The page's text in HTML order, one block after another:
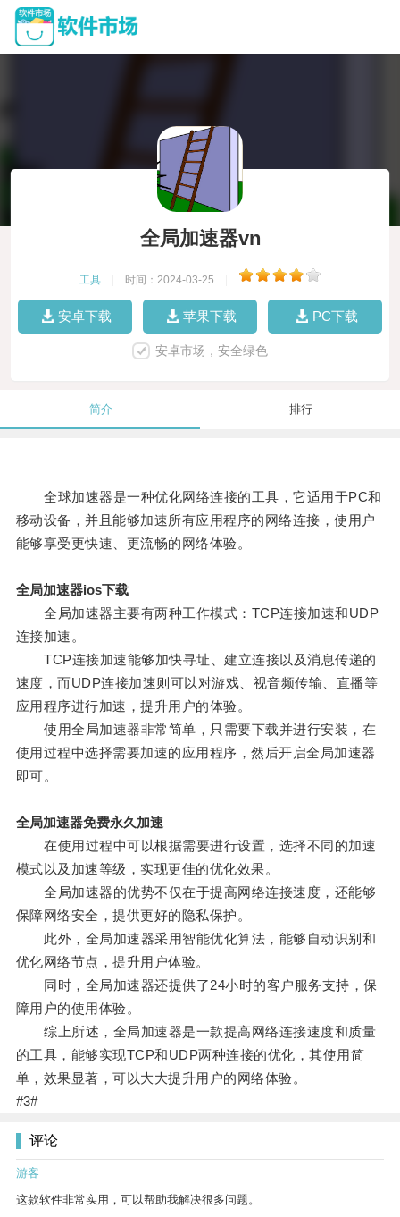
全局加速器vn
工具 时间：2024-03-25
安卓下载 苹果下载 PC下载
安卓市场，安全绿色
简介 排行
全球加速器是一种优化网络连接的工具，它适用于PC和
移动设备，并且能够加速所有应用程序的网络连接，使用户
能够享受更快速、更流畅的网络体验。
全局加速器ios下载
全局加速器主要有两种工作模式：TCP连接加速和UDP
连接加速。
TCP连接加速能够加快寻址、建立连接以及消息传递的
速度，而UDP连接加速则可以对游戏、视音频传输、直播等
应用程序进行加速，提升用户的体验。
使用全局加速器非常简单，只需要下载并进行安装，在
使用过程中选择需要加速的应用程序，然后开启全局加速器
即可。
全局加速器免费永久加速
在使用过程中可以根据需要进行设置，选择不同的加速
模式以及加速等级，实现更佳的优化效果。
全局加速器的优势不仅在于提高网络连接速度，还能够
保障网络安全，提供更好的隐私保护。
此外，全局加速器采用智能优化算法，能够自动识别和
优化网络节点，提升用户体验。
同时，全局加速器还提供了24小时的客户服务支持，保
障用户的使用体验。
综上所述，全局加速器是一款提高网络连接速度和质量
的工具，能够实现TCP和UDP两种连接的优化，其使用简
单，效果显著，可以大大提升用户的网络体验。
#3#
评论
游客
这款软件非常实用，可以帮助我解决很多问题。